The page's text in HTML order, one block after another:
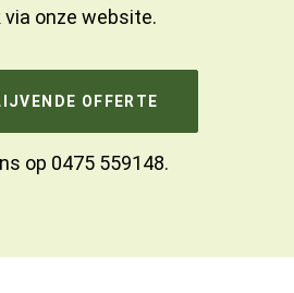
via onze website.
OFFERTE
op 0475 559148.